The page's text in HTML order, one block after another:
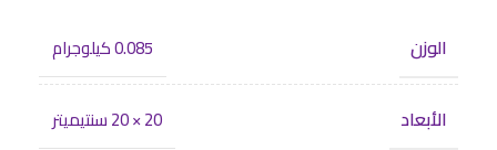
الوزن 0.085 كيلوجرام
الأبعاد 20 × 20 سنتيميتر